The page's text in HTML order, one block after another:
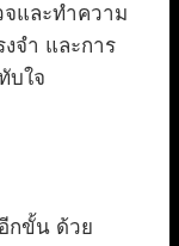
จและทำความ
จำ และการ
บใจ
กขั้น ด้วย